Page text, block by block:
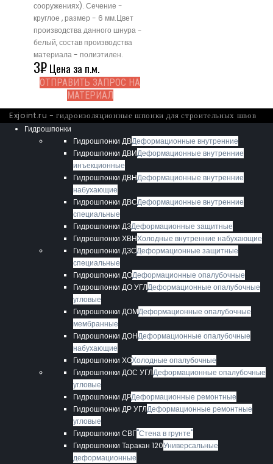
сооружениях). Сечение -
круглое , размер - 6 мм.Цвет
производства данного шнура -
белый, состав производства
материала - полиэтилен.
3₽Цена за п.м.
ОТПРАВИТЬ ЗАПРОС НА
МАТЕРИАЛ
Exjoint.ru - гидроизоляционные шпонки для строительных швов
Гидрошпонки
Гидрошпонки ДВДеформационные внутренние
Гидрошпонки ДВИДеформационные внутренние
инъекционные
Гидрошпонки ДВНДеформационные внутренние
набухающие
Гидрошпонки ДВСДеформационные внутренние
специальные
Гидрошпонки ДЗДеформационные защитные
Гидрошпонки ХВНХолодные внутренние набухающие
Гидрошпонки ДЗСДеформационные защитные
специальные
Гидрошпонки ДОДеформационные опалубочные
Гидрошпонки ДО УГЛДеформационные опалубочные
угловые
Гидрошпонки ДОМДеформационные опалубочные
мембранные
Гидрошпонки ДОНДеформационные опалубочные
набухающие
Гидрошпонки ХОХолодные опалубочные
Гидрошпонки ДОС УГЛДеформационные опалубочные
угловые
Гидрошпонки ДРДеформационные ремонтные
Гидрошпонки ДР УГЛДеформационные ремонтные
угловые
Гидрошпонки СВГ"Стена в грунте"
Гидрошпонки Таракан 120Универсальные
деформационные